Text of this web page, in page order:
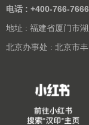
电话 : +400-766-7666
地址 : 福建省厦门市
北京办事处 : 北京市